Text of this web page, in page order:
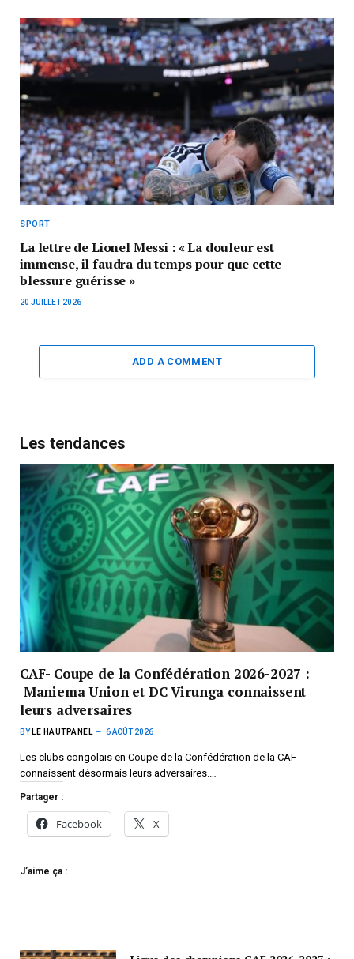
SPORT
La lettre de Lionel Messi : « La douleur est
immense, il faudra du temps pour que cette
blessure guérisse »
20 JUILLET 2026
ADD A COMMENT
Les tendances
CAF- Coupe de la Confédération 2026-2027 :
Maniema Union et DC Virunga connaissent
leurs adversaires
BY LE HAUTPANEL 6 AOÛT 2026
Les clubs congolais en Coupe de la Confédération de la CAF
connaissent désormais leurs adversaires.…
Partager :
Facebook X
J’aime ça :